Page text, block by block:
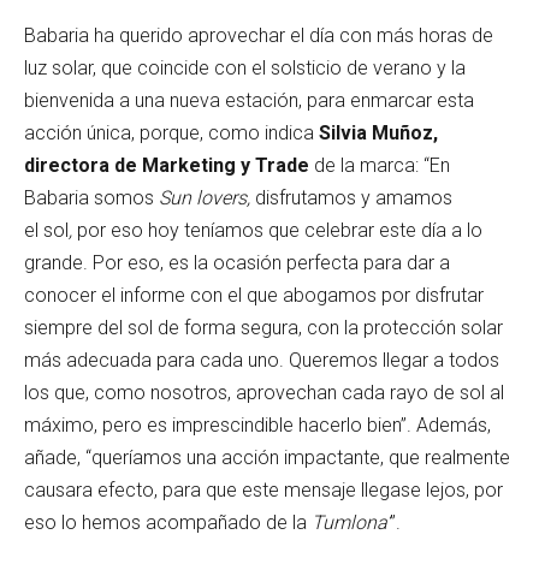
Babaria ha querido aprovechar el día con más horas de
luz solar, que coincide con el solsticio de verano y la
bienvenida a una nueva estación, para enmarcar esta
acción única, porque, como indica Silvia Muñoz,
directora de Marketing y Trade de la marca: “En
Babaria somos Sun lovers, disfrutamos y amamos
el sol, por eso hoy teníamos que celebrar este día a lo
grande. Por eso, es la ocasión perfecta para dar a
conocer el informe con el que abogamos por disfrutar
siempre del sol de forma segura, con la protección solar
más adecuada para cada uno. Queremos llegar a todos
los que, como nosotros, aprovechan cada rayo de sol al
máximo, pero es imprescindible hacerlo bien”. Además,
añade, “queríamos una acción impactante, que realmente
causara efecto, para que este mensaje llegase lejos, por
eso lo hemos acompañado de la Tumlona’”.